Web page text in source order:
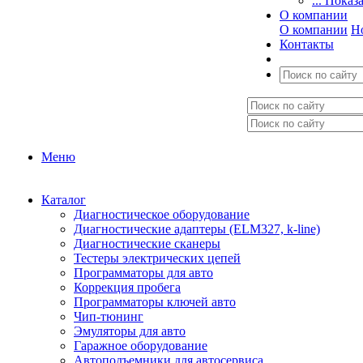
О компании
О компании
Контакты
Меню
Каталог
Диагностическое оборудование
Диагностические адаптеры (ELM327, k-line)
Диагностические сканеры
Тестеры электрических цепей
Программаторы для авто
Коррекция пробега
Программаторы ключей авто
Чип-тюнинг
Эмуляторы для авто
Гаражное оборудование
Автоподъемники для автосервиса